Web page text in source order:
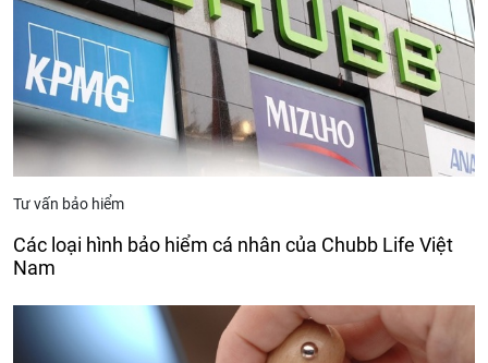
Tư vấn bảo hiểm
Các loại hình bảo hiểm cá nhân của Chubb Life Việt
Nam